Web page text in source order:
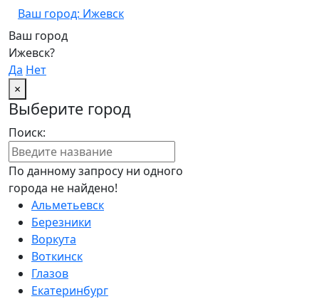
Ваш город: Ижевск
Ваш город
Ижевск?
Да Нет
×
Выберите город
Поиск:
По данному запросу ни одного
города не найдено!
Альметьевск
Березники
Воркута
Воткинск
Глазов
Екатеринбург